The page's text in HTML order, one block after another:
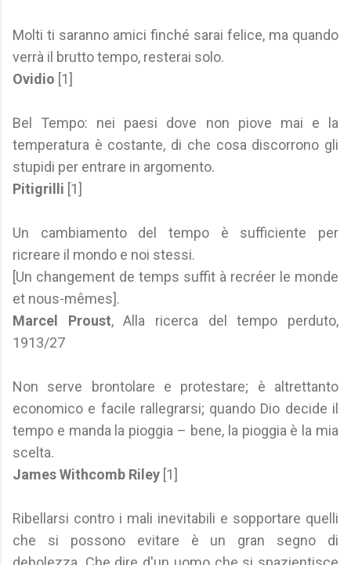
Molti ti saranno amici finché sarai felice, ma quando
verrà il brutto tempo, resterai solo.
Ovidio [1]
Bel Tempo: nei paesi dove non piove mai e la
temperatura è costante, di che cosa discorrono gli
stupidi per entrare in argomento.
Pitigrilli [1]
Un cambiamento del tempo è sufficiente per
ricreare il mondo e noi stessi.
[Un changement de temps suffit à recréer le monde
et nous-mêmes].
Marcel Proust, Alla ricerca del tempo perduto,
1913/27
Non serve brontolare e protestare; è altrettanto
economico e facile rallegrarsi; quando Dio decide il
tempo e manda la pioggia – bene, la pioggia è la mia
scelta.
James Withcomb Riley [1]
Ribellarsi contro i mali inevitabili e sopportare quelli
che si possono evitare è un gran segno di